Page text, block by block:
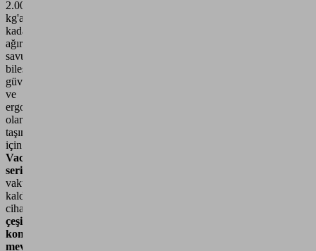
2.000
kg'a
kadar
ağır
savunma
bileşenlerinin
güvenli
ve
ergonomik
olarak
taşınması
için
VacuMaster
serisinden
vakumlu
kaldırma
cihazları
çeşitli
konfigürasyonlarda
mevcuttur